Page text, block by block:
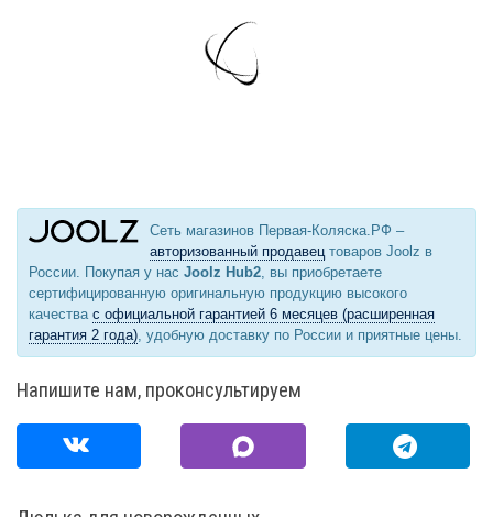
Сеть магазинов Первая-Коляска.РФ –
авторизованный продавецтоваров Joolz в
России. Покупая у нас Joolz Hub2, вы приобретаете
сертифицированную оригинальную продукцию высокого
качества с официальной гарантией 6 месяцев (расширенная
гарантия 2 года), удобную доставку по России и приятные цены.
Напишите нам, проконсультируем